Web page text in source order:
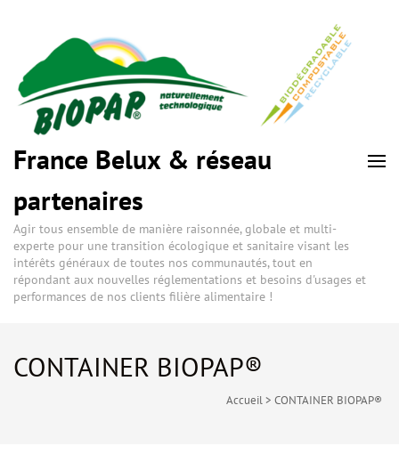
France Belux & réseau
partenaires
Agir tous ensemble de manière raisonnée, globale et multi-
experte pour une transition écologique et sanitaire visant les
intérêts généraux de toutes nos communautés, tout en
répondant aux nouvelles réglementations et besoins d'usages et
performances de nos clients filière alimentaire !
CONTAINER BIOPAP®
Accueil> CONTAINER BIOPAP®